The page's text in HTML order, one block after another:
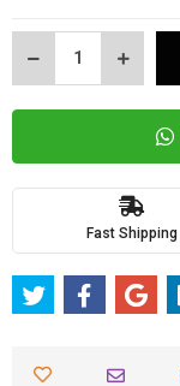
Fast Shipping